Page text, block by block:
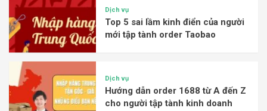
Dịch vụ
Top 5 sai lầm kinh điển của người
mới tập tành order Taobao
Dịch vụ
Hướng dẫn order 1688 từ A đến Z
cho người tập tành kinh doanh